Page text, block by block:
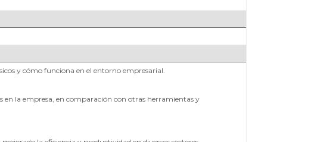
y cómo funciona en el entorno empresarial.
en la empresa, en comparación con otras herramientas y